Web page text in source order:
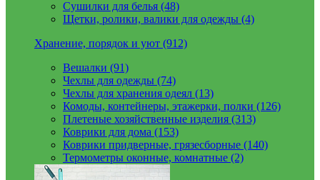
Сушилки для белья (48)
Щетки, ролики, валики для одежды (4)
Хранение, порядок и уют (912)
Вешалки (91)
Чехлы для одежды (74)
Чехлы для хранения одеял (13)
Комоды, контейнеры, этажерки, полки (126)
Плетеные хозяйственные изделия (313)
Коврики для дома (153)
Коврики придверные, грязесборные (140)
Термометры оконные, комнатные (2)